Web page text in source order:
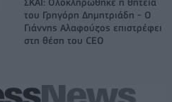
ΣΚΑΪ: Ολοκληρώθηκε η θητεία
του Γρηγόρη Δημητριάδη - Ο
Γιάννης Αλαφούζος επιστρέφει
στη θέση του CEO